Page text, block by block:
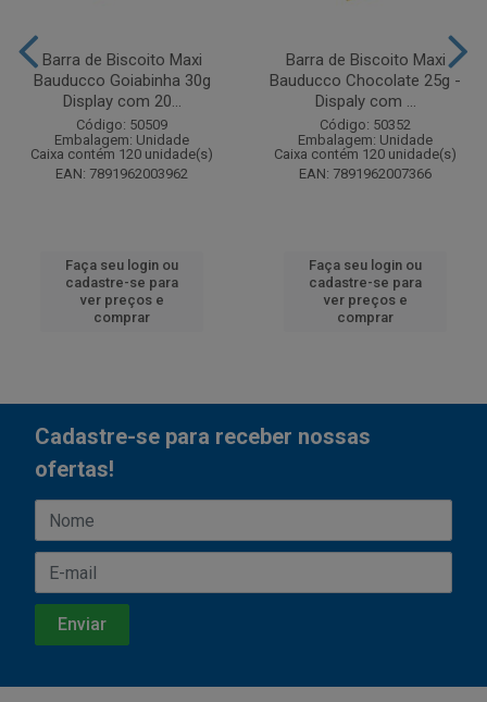
Barra de Biscoito Maxi
Bauducco Goiabinha 30g
Display com 20...
Código: 50509
Embalagem: Unidade
Caixa contém 120 unidade(s)
EAN: 7891962003962
Faça seu login ou
cadastre-se para
ver preços e
comprar
Barra de Biscoito Maxi
Bauducco Chocolate 25g -
Dispaly com ...
Código: 50352
Embalagem: Unidade
Caixa contém 120 unidade(s)
EAN: 7891962007366
Faça seu login ou
cadastre-se para
ver preços e
comprar
Cadastre-se para receber nossas
ofertas!